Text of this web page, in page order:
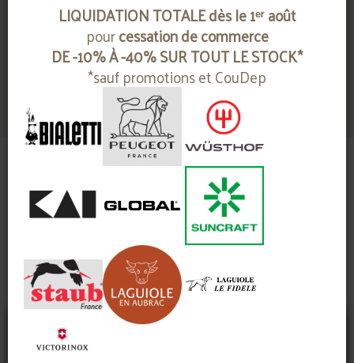
Contactez-nous
Notre blog
Explorez le monde de la coutellerie : astuces
d'entretien, choix éclairés et expertise
Découvrir plus d'articles
LIQUIDATION TOTALE dès le 1ᵉʳ août
pourcessation de commerce
DE -10% À -40% SUR TOUT LE STOCK*
*sauf promotions et CouDep